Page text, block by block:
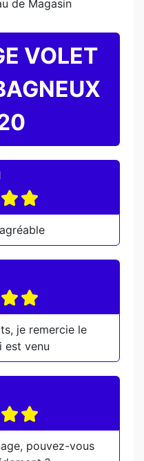
de Magasin
VOLET
je remercie le
est venu
pouvez-vous